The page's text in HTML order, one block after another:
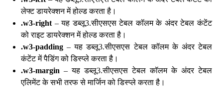
लेफ्ट डायरेक्शन में होल्ड करता है।
.w3-right – यह डब्लू3.सीएसएस टेबल कॉलम के अंदर टेबल कंटेंट
को राइट डायरेक्शन में होल्ड करता है।
.w3-padding – यह डब्लू3.सीएसएस टेबल कॉलम के अंदर टेबल
कंटेंट में पैडिंग को डिस्प्ले करता है।
.w3-margin– यह डब्लू3.सीएसएस टेबल कॉलम के अंदर टेबल
एलिमेंट के सभी तरफ से मार्जिन को डिस्प्ले करता है।